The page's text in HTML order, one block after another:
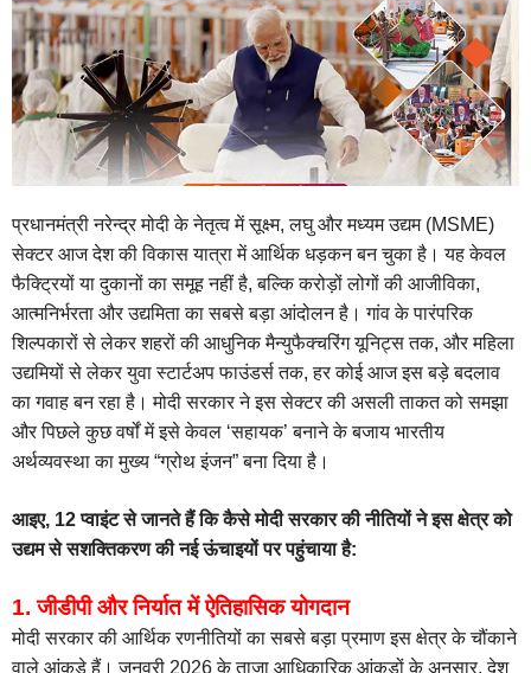
प्रधानमंत्री नरेन्द्र मोदी के नेतृत्व में सूक्ष्म, लघु और मध्यम उद्यम (MSME)
सेक्टर आज देश की विकास यात्रा में आर्थिक धड़कन बन चुका है। यह केवल
फैक्ट्रियों या दुकानों का समूह नहीं है, बल्कि करोड़ों लोगों की आजीविका,
आत्मनिर्भरता और उद्यमिता का सबसे बड़ा आंदोलन है। गांव के पारंपरिक
शिल्पकारों से लेकर शहरों की आधुनिक मैन्युफैक्चरिंग यूनिट्स तक, और महिला
उद्यमियों से लेकर युवा स्टार्टअप फाउंडर्स तक, हर कोई आज इस बड़े बदलाव
का गवाह बन रहा है। मोदी सरकार ने इस सेक्टर की असली ताकत को समझा
और पिछले कुछ वर्षों में इसे केवल ‘सहायक’ बनाने के बजाय भारतीय
अर्थव्यवस्था का मुख्य “ग्रोथ इंजन” बना दिया है।
आइए, 12 प्वाइंट से जानते हैं कि कैसे मोदी सरकार की नीतियों ने इस क्षेत्र को
उद्यम से सशक्तिकरण की नई ऊंचाइयों पर पहुंचाया है:
1. जीडीपी और निर्यात में ऐतिहासिक योगदान
मोदी सरकार की आर्थिक रणनीतियों का सबसे बड़ा प्रमाण इस क्षेत्र के चौंकाने
वाले आंकड़े हैं। जनवरी 2026 के ताजा आधिकारिक आंकड़ों के अनुसार, देश